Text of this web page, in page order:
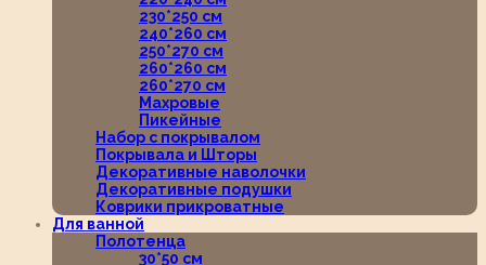
230*250 см
240*260 см
250*270 см
260*260 см
260*270 см
Махровые
Пикейные
Набор с покрывалом
Покрывала и Шторы
Декоративные наволочки
Декоративные подушки
Коврики прикроватные
Для ванной
Полотенца
30*50 см